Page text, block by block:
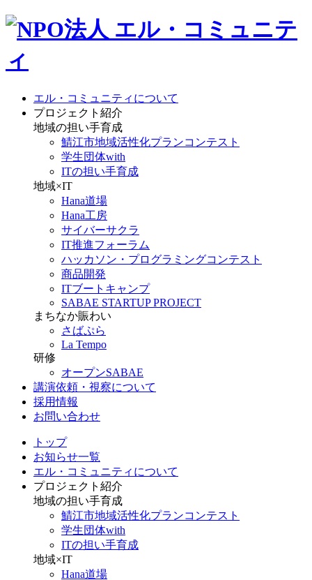
エル・コミュニティについて
プロジェクト紹介
地域の担い手育成
鯖江市地域活性化プランコンテスト
学生団体with
ITの担い手育成
地域×IT
Hana道場
Hana工房
サイバーサクラ
IT推進フォーラム
ハッカソン・プログラミングコンテスト
商品開発
ITブートキャンプ
SABAE STARTUP PROJECT
まちなか賑わい
さばぷら
La Tempo
研修
オープンSABAE
講演依頼・視察について
採用情報
お問い合わせ
トップ
お知らせ一覧
エル・コミュニティについて
プロジェクト紹介
地域の担い手育成
鯖江市地域活性化プランコンテスト
学生団体with
ITの担い手育成
地域×IT
Hana道場